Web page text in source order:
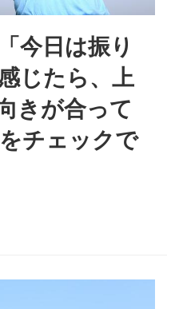
今日は振り
じたら、上
きが合って
チェックで